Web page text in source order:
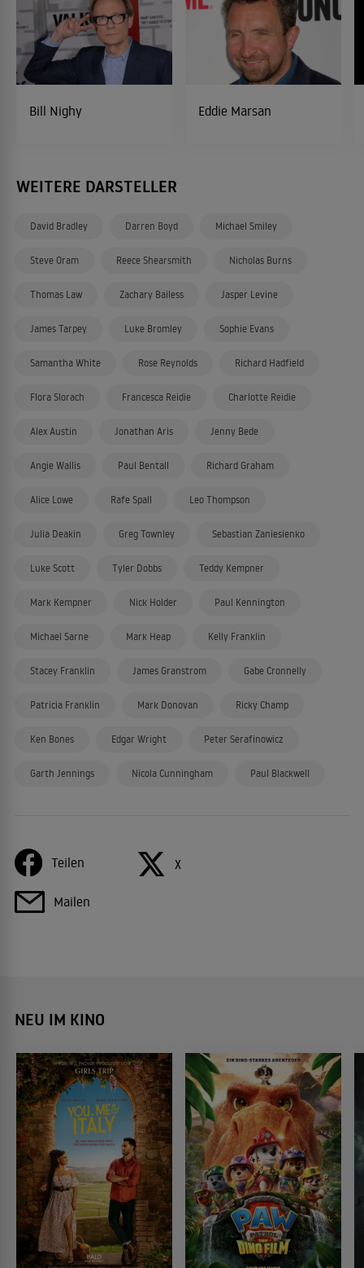
Bill Nighy Eddie Marsan
WEITERE DARSTELLER
David Bradley Darren Boyd Michael Smiley
Steve Oram Reece Shearsmith Nicholas Burns
Thomas Law Zachary Bailess Jasper Levine
James Tarpey Luke Bromley Sophie Evans
Samantha White Rose Reynolds Richard Hadfield
Flora Slorach Francesca Reidie Charlotte Reidie
Alex Austin Jonathan Aris Jenny Bede
Angie Wallis Paul Bentall Richard Graham
Alice Lowe Rafe Spall Leo Thompson
Julia Deakin Greg Townley Sebastian Zaniesienko
Luke Scott Tyler Dobbs Teddy Kempner
Mark Kempner Nick Holder Paul Kennington
Michael Sarne Mark Heap Kelly Franklin
Stacey Franklin James Granstrom Gabe Cronnelly
Patricia Franklin Mark Donovan Ricky Champ
Ken Bones Edgar Wright Peter Serafinowicz
Garth Jennings Nicola Cunningham Paul Blackwell
Teilen X
Mailen
NEU IM KINO